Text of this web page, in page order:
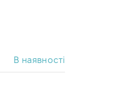
В наявності